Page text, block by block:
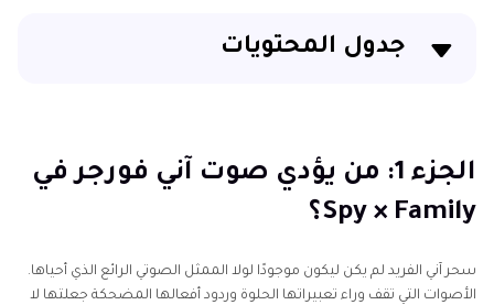
جدول المحتويات
Family؟
الجزء 4: نصائح لإعادة إنشاء صوت آني فورجر باستخدام
الجزء 1: من يؤدي صوت آني فورجر في
Spy × Family؟
سحر آني الفريد لم يكن ليكون موجودًا لولا الممثل الصوتي الرائع الذي أحياها.
الأصوات التي تقف وراء تعبيراتها الحلوة وردود أفعالها المضحكة جعلتها لا